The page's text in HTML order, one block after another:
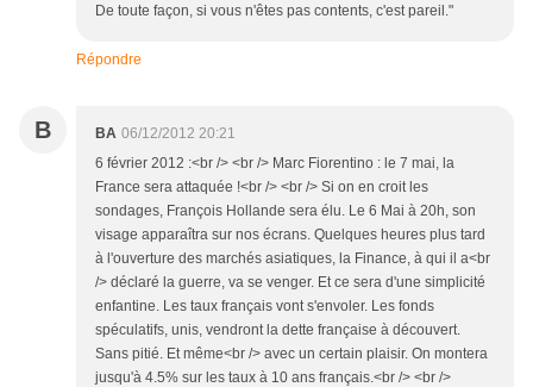
De toute façon, si vous n'êtes pas contents, c'est pareil."
Répondre
B BA 06/12/2012 20:21
6 février 2012 :<br /> <br /> Marc Fiorentino : le 7 mai, la
France sera attaquée !<br /> <br /> Si on en croit les
sondages, François Hollande sera élu. Le 6 Mai à 20h, son
visage apparaîtra sur nos écrans. Quelques heures plus tard
à l'ouverture des marchés asiatiques, la Finance, à qui il a<br
/> déclaré la guerre, va se venger. Et ce sera d'une simplicité
enfantine. Les taux français vont s'envoler. Les fonds
spéculatifs, unis, vendront la dette française à découvert.
Sans pitié. Et même<br /> avec un certain plaisir. On montera
jusqu'à 4.5% sur les taux à 10 ans français.<br /> <br />